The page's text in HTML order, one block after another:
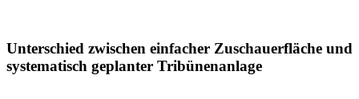
Unterschied zwischen einfacher Zuschauerfläche und
systematisch geplanter Tribünenanlage